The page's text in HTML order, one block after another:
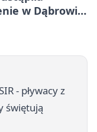
w Dąbrowie
- pływacy z
świętują